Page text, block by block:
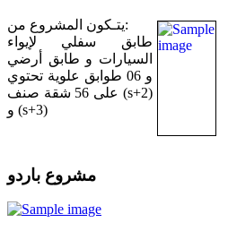
يتـكون المشروع من:
طابق سفلي لإيواء
السيارات و طابق أرضي
و 06 طوابق علوية تحتوي
على 56 شقة صنف (s+2)
و (s+3)
مشروع باردو